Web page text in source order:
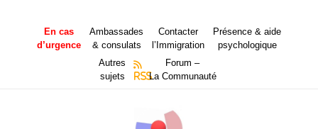
contenu
En cas
d’urgence
Ambassades
& consulats
Contacter
l’Immigration
Présence & aide
psychologique
Autres
sujets
RSS
Forum –
La Communauté